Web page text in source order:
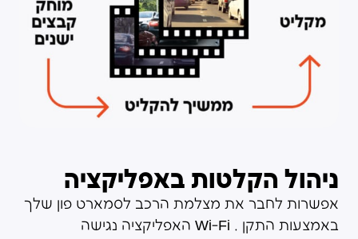
ניהול הקלטות באפליקציה
אפשרות לחבר את מצלמת הרכב לסמארט פון שלך
באמצעות התקן . Wi-Fi האפליקציה נגישה